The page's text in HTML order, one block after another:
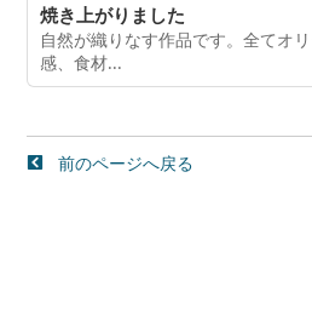
焼き上がりました
自然が織りなす作品です。全てオ
感、食材...
前のページへ戻る